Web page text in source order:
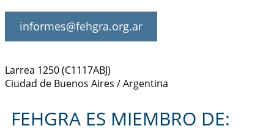
informes@fehgra.org.ar
Larrea 1250 (C1117ABJ)
Ciudad de Buenos Aires / Argentina
FEHGRA ES MIEMBRO DE: